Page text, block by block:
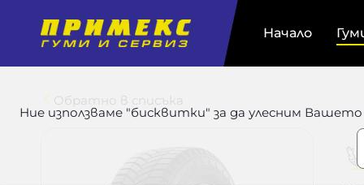
Ние използваме "бисквитки" за да улесним
Начало
Обратно в списъка